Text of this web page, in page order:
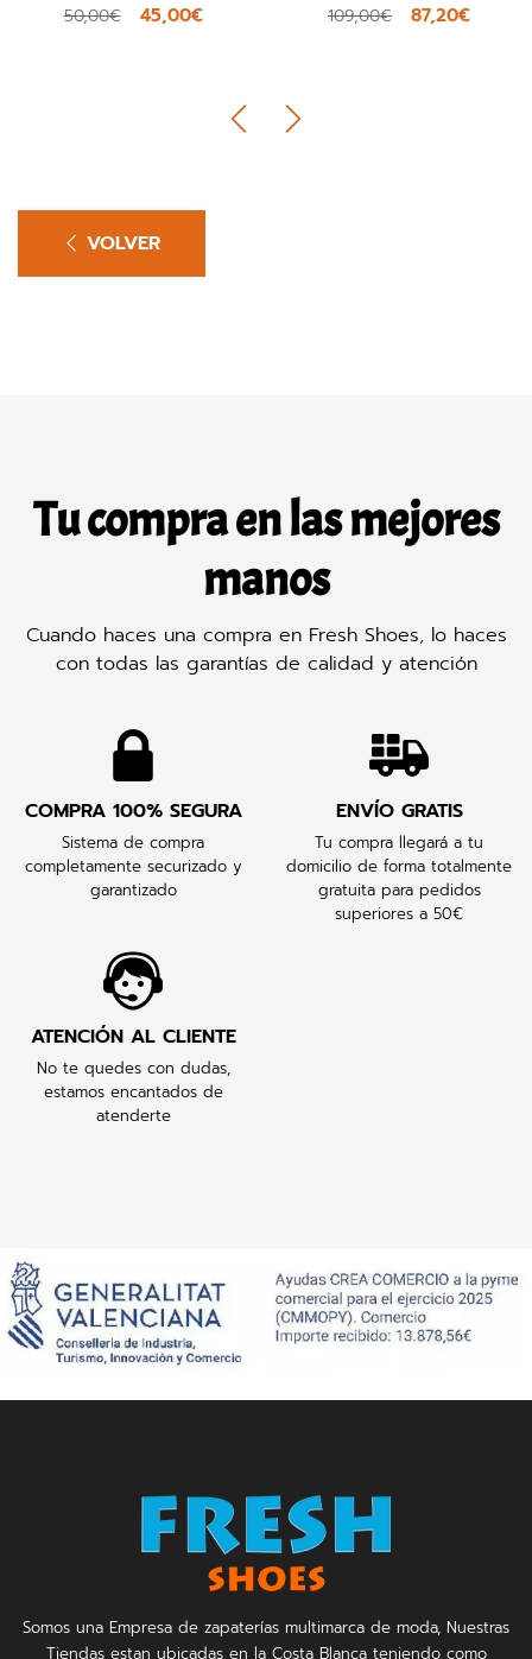
50,00€ 45,00€ 109,00€ 87,20€
VOLVER
Tu compra en las mejores
manos
Cuando haces una compra en Fresh Shoes, lo haces
con todas las garantías de calidad y atención
COMPRA 100% SEGURA
Sistema de compra
completamente securizado y
garantizado
ENVÍO GRATIS
Tu compra llegará a tu
domicilio de forma totalmente
gratuita para pedidos
superiores a 50€
ATENCIÓN AL CLIENTE
No te quedes con dudas,
estamos encantados de
atenderte
Somos una Empresa de zapaterías multimarca de moda, Nuestras
Tiendas estan ubicadas en la Costa Blanca teniendo como